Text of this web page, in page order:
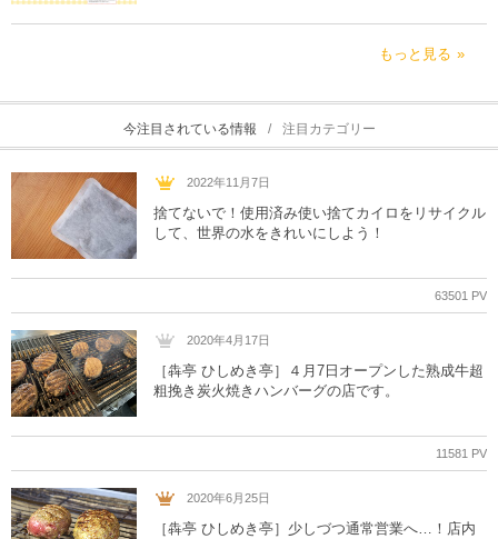
もっと見る
今注目されている情報 注目カテゴリー
2022年11月7日
捨てないで！使用済み使い捨てカイロをリサイクル
して、世界の水をきれいにしよう！
63501 PV
2020年4月17日
［犇亭 ひしめき亭］４月7日オープンした熟成牛超
粗挽き炭火焼きハンバーグの店です。
11581 PV
2020年6月25日
［犇亭 ひしめき亭］少しづつ通常営業へ…！店内